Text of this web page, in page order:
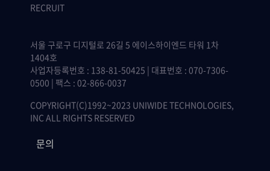
RECRUIT
서울 구로구 디지털로 26길 5 에이스하이엔드 타워 1차
1404호
사업자등록번호 : 138-81-50425 | 대표번호 : 070-7306-
0500 | 팩스 : 02-866-0037
COPYRIGHT(C)1992~2023 UNIWIDE TECHNOLOGIES,
INC ALL RIGHTS RESERVED
문의